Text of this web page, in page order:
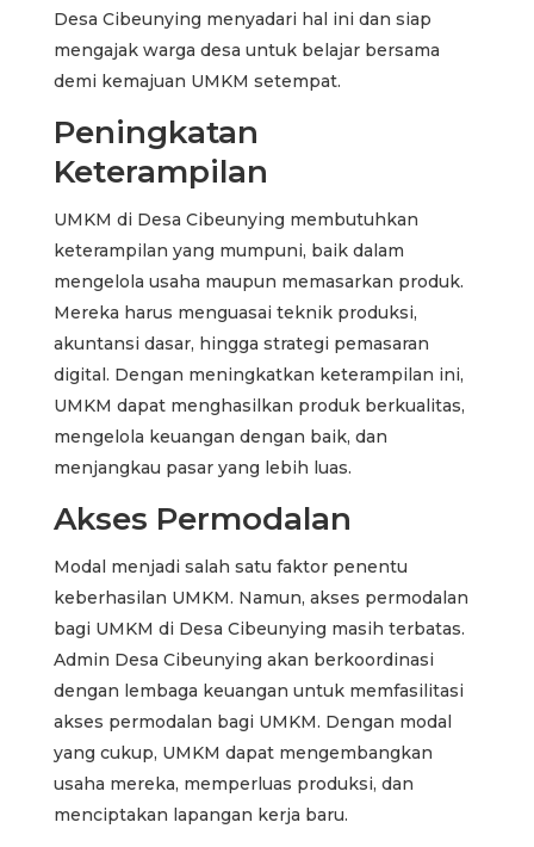
Desa Cibeunying menyadari hal ini dan siap
mengajak warga desa untuk belajar bersama
demi kemajuan UMKM setempat.
Peningkatan
Keterampilan
UMKM di Desa Cibeunying membutuhkan
keterampilan yang mumpuni, baik dalam
mengelola usaha maupun memasarkan produk.
Mereka harus menguasai teknik produksi,
akuntansi dasar, hingga strategi pemasaran
digital. Dengan meningkatkan keterampilan ini,
UMKM dapat menghasilkan produk berkualitas,
mengelola keuangan dengan baik, dan
menjangkau pasar yang lebih luas.
Akses Permodalan
Modal menjadi salah satu faktor penentu
keberhasilan UMKM. Namun, akses permodalan
bagi UMKM di Desa Cibeunying masih terbatas.
Admin Desa Cibeunying akan berkoordinasi
dengan lembaga keuangan untuk memfasilitasi
akses permodalan bagi UMKM. Dengan modal
yang cukup, UMKM dapat mengembangkan
usaha mereka, memperluas produksi, dan
menciptakan lapangan kerja baru.